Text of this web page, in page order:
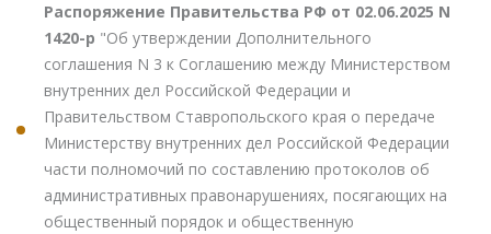
Распоряжение Правительства РФ от 02.06.2025 N
1420-р "Об утверждении Дополнительного
соглашения N 3 к Соглашению между Министерством
внутренних дел Российской Федерации и
Правительством Ставропольского края о передаче
Министерству внутренних дел Российской Федерации
части полномочий по составлению протоколов об
административных правонарушениях, посягающих на
общественный порядок и общественную